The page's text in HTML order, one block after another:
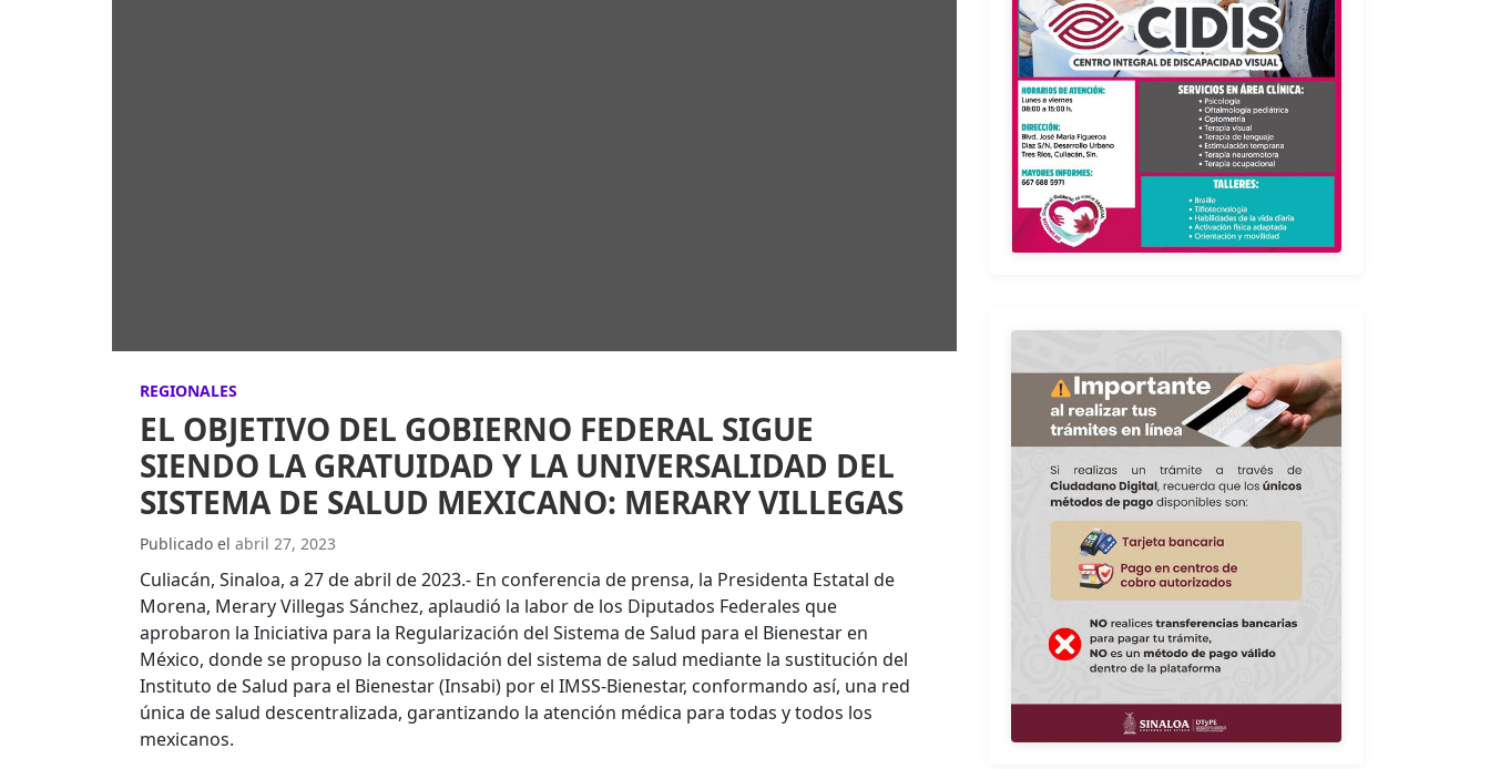
REGIONALES
EL OBJETIVO DEL GOBIERNO FEDERAL SIGUE
SIENDO LA GRATUIDAD Y LA UNIVERSALIDAD DEL
SISTEMA DE SALUD MEXICANO: MERARY VILLEGAS
Publicado el abril 27, 2023
Culiacán, Sinaloa, a 27 de abril de 2023.- En conferencia de prensa, la Presidenta Estatal de
Morena, Merary Villegas Sánchez, aplaudió la labor de los Diputados Federales que
aprobaron la Iniciativa para la Regularización del Sistema de Salud para el Bienestar en
México, donde se propuso la consolidación del sistema de salud mediante la sustitución del
Instituto de Salud para el Bienestar (Insabi) por el IMSS-Bienestar, conformando así, una red
única de salud descentralizada, garantizando la atención médica para todas y todos los
mexicanos.